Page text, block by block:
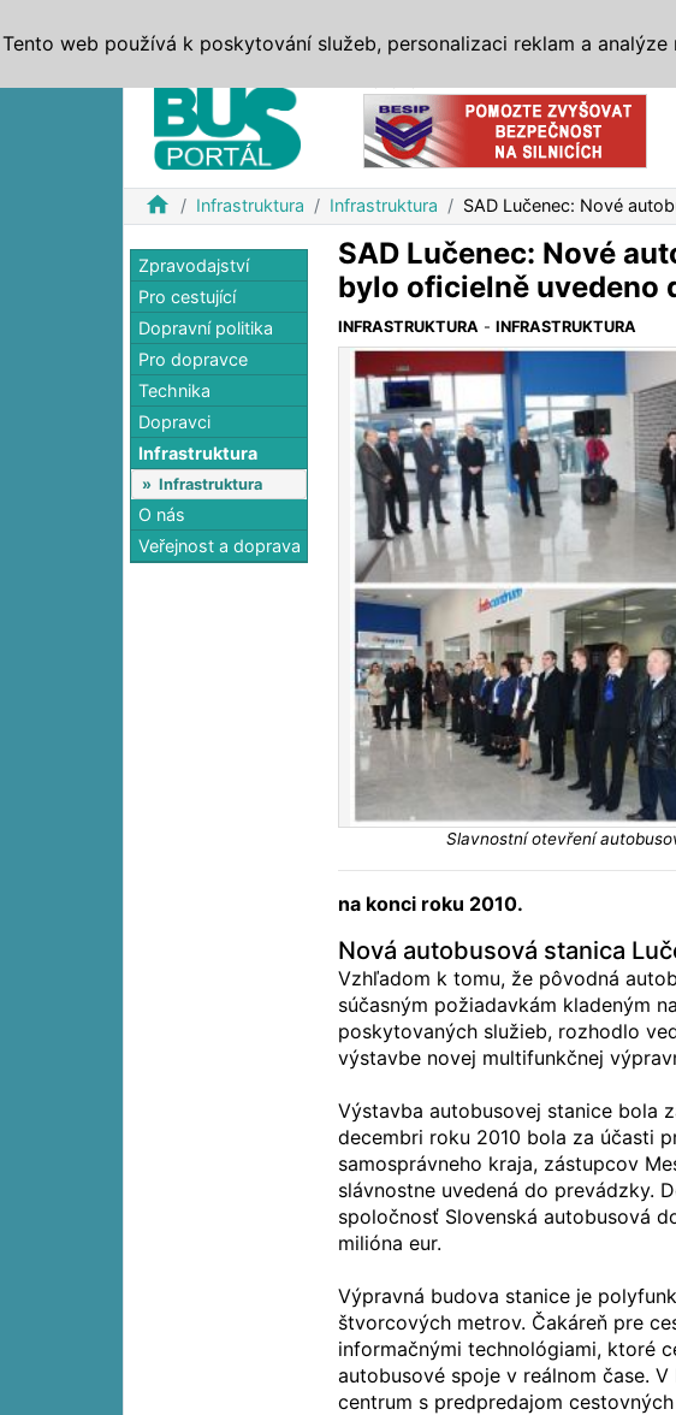
home Infrastruktura Infrastruktura SAD Lučenec: Nové
Zpravodajství
Pro cestující
Dopravní politika
Pro dopravce
Technika
Dopravci
Infrastruktura
» Infrastruktura
O nás
Veřejnost a doprava
SAD Lučenec: Nové
bylo oficielně uvedeno
INFRASTRUKTURA -INFRASTRUKTURA
Slavnostní otevření
na konci roku 2010.
Nová autobusová stanica
Vzhľadom k tomu, že pôvodná
súčasným požiadavkám kladeným
poskytovaných služieb, rozhodlo
výstavbe novej multifunkčnej
Výstavba autobusovej stanice bola
decembri roku 2010 bola za účasti
samosprávneho kraja, zástupcov
slávnostne uvedená do prevádzky.
spoločnosť Slovenská autobusová
milióna eur.
Výpravná budova stanice je
štvorcových metrov. Čakáreň pre
informačnými technológiami, ktoré
autobusové spoje v reálnom čase.
centrum s predpredajom
Tento web používá k poskytování služeb, personalizaci reklam a